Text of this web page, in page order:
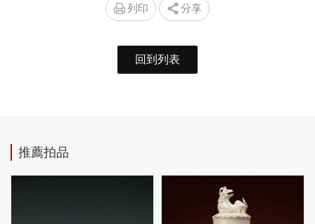
列印 分享
回到列表
推薦拍品